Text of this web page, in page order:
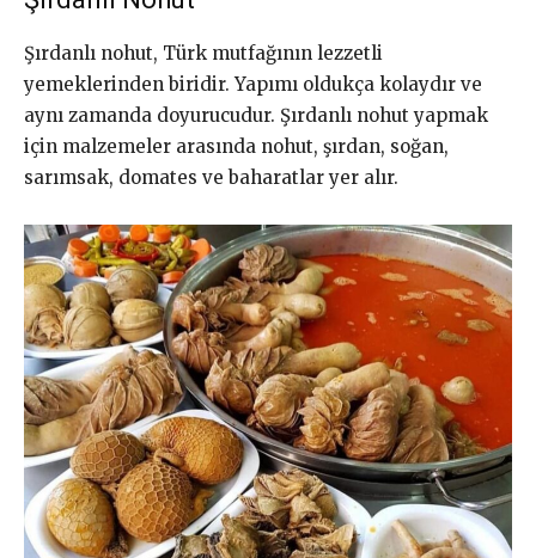
Şırdanlı nohut, Türk mutfağının lezzetli
yemeklerinden biridir. Yapımı oldukça kolaydır ve
aynı zamanda doyurucudur. Şırdanlı nohut yapmak
için malzemeler arasında nohut, şırdan, soğan,
sarımsak, domates ve baharatlar yer alır.